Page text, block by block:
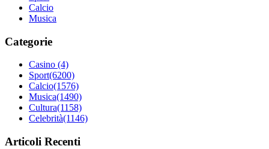
Calcio
Musica
Categorie
Casino (4)
Sport(6200)
Calcio(1576)
Musica(1490)
Cultura(1158)
Celebrità(1146)
Articoli Recenti